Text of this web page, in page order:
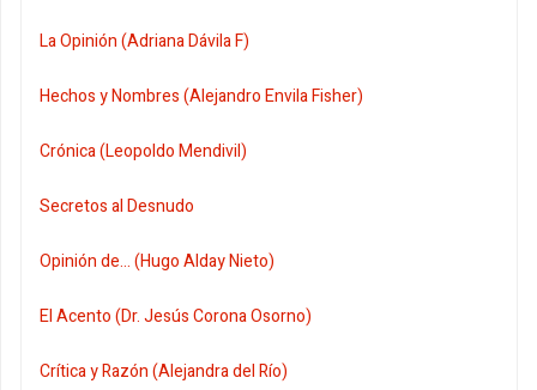
La Opinión (Adriana Dávila F)
Hechos y Nombres (Alejandro Envila Fisher)
Crónica (Leopoldo Mendivil)
Secretos al Desnudo
Opinión de... (Hugo Alday Nieto)
El Acento (Dr. Jesús Corona Osorno)
Crítica y Razón (Alejandra del Río)